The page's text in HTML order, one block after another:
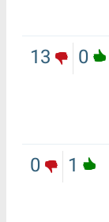
0
13
1
0